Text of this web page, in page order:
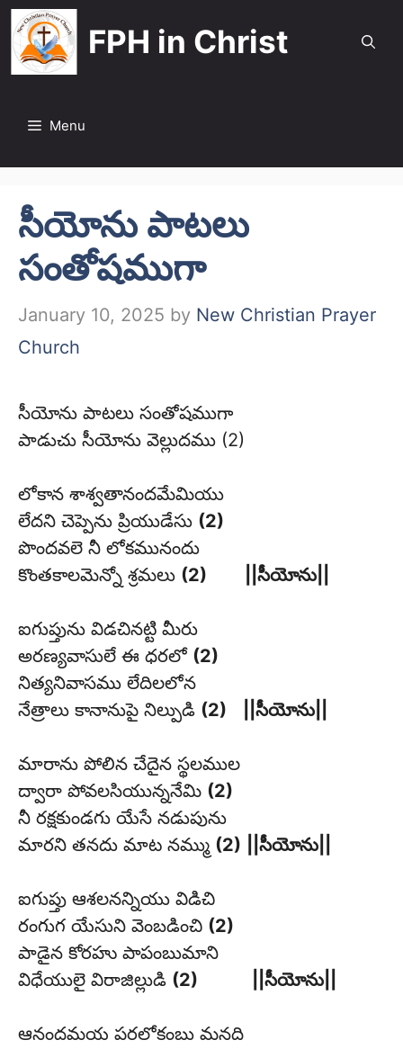
Skip
to
content
FPH in Christ
Menu
సీయోను పాటలు
సంతోషముగా
January 10, 2025 by New Christian Prayer
Church
సీయోను పాటలు సంతోషముగా
పాడుచు సీయోను వెల్లుదము (2)
లోకాన శాశ్వతానందమేమియు
లేదని చెప్పెను ప్రియుడేసు (2)
పొందవలె నీ లోకమునందు
కొంతకాలమెన్నో శ్రమలు (2) ||సీయోను||
ఐగుప్తును విడచినట్టి మీరు
అరణ్యవాసులే ఈ ధరలో (2)
నిత్యనివాసము లేదిలలోన
నేత్రాలు కానానుపై నిల్పుడి (2) ||సీయోను||
మారాను పోలిన చేదైన స్థలముల
ద్వారా పోవలసియున్ననేమి (2)
నీ రక్షకుండగు యేసే నడుపును
మారని తనదు మాట నమ్ము (2) ||సీయోను||
ఐగుప్తు ఆశలనన్నియు విడిచి
రంగుగ యేసుని వెంబడించి (2)
పాడైన కోరహు పాపంబుమాని
విధేయులై విరాజిల్లుడి (2) ||సీయోను||
ఆనందమయ పరలోకంబు మనది